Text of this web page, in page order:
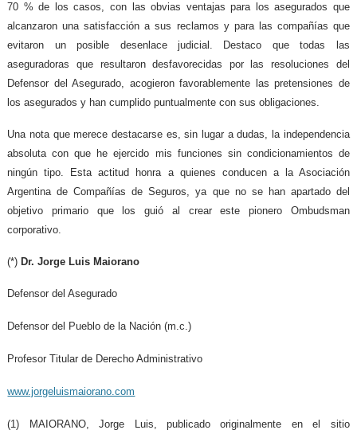
70 % de los casos, con las obvias ventajas para los asegurados que
alcanzaron una satisfacción a sus reclamos y para las compañías que
evitaron un posible desenlace judicial. Destaco que todas las
aseguradoras que resultaron desfavorecidas por las resoluciones del
Defensor del Asegurado, acogieron favorablemente las pretensiones de
los asegurados y han cumplido puntualmente con sus obligaciones.
Una nota que merece destacarse es, sin lugar a dudas, la independencia
absoluta con que he ejercido mis funciones sin condicionamientos de
ningún tipo. Esta actitud honra a quienes conducen a la Asociación
Argentina de Compañías de Seguros, ya que no se han apartado del
objetivo primario que los guió al crear este pionero Ombudsman
corporativo.
(*) Dr. Jorge Luis Maiorano
Defensor del Asegurado
Defensor del Pueblo de la Nación (m.c.)
Profesor Titular de Derecho Administrativo
www.jorgeluismaiorano.com
(1) MAIORANO, Jorge Luis, publicado originalmente en el sitio